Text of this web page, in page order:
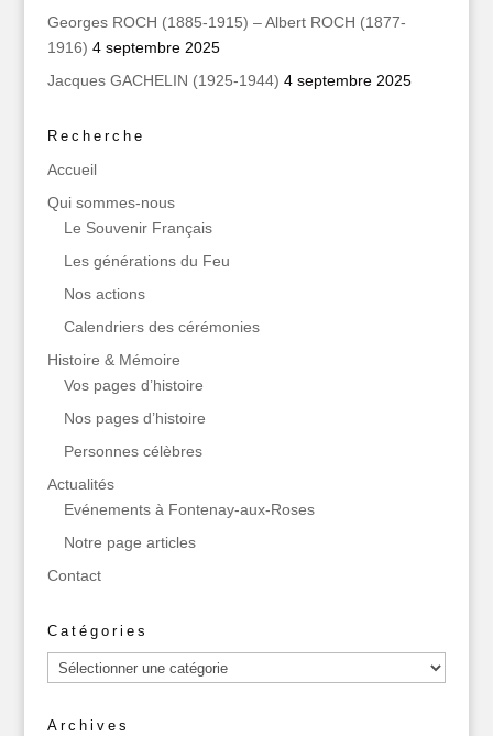
Georges ROCH (1885-1915) – Albert ROCH (1877-
1916) 4 septembre 2025
Jacques GACHELIN (1925-1944) 4 septembre 2025
Recherche
Accueil
Qui sommes‑nous
Le Souvenir Français
Les générations du Feu
Nos actions
Calendriers des cérémonies
Histoire & Mémoire
Vos pages d’histoire
Nos pages d’histoire
Personnes célèbres
Actualités
Evénements à Fontenay-aux-Roses
Notre page articles
Contact
Catégories
Catégories
Archives